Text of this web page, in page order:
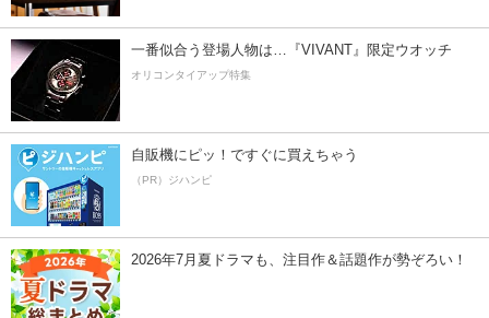
一番似合う登場人物は…『VIVANT』限定ウオッチ
オリコンタイアップ特集
自販機にピッ！ですぐに買えちゃう
（PR）ジハンピ
2026年7月夏ドラマも、注目作＆話題作が勢ぞろい！